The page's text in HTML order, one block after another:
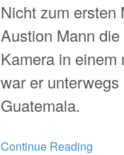
Nicht zum ersten
Austion Mann
Kamera in einem
war er
Guatemala.
Continue Reading